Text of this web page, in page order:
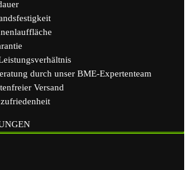
durch unser BME-Expertenteam
Versand